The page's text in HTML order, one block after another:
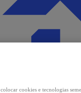
cookies e tecnologias